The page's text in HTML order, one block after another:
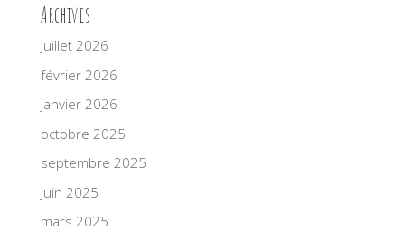
Archives
juillet 2026
février 2026
janvier 2026
octobre 2025
septembre 2025
juin 2025
mars 2025